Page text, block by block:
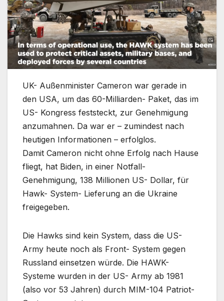
UK- Außenminister Cameron war gerade in
den USA, um das 60-Milliarden- Paket, das im
US- Kongress feststeckt, zur Genehmigung
anzumahnen. Da war er – zumindest nach
heutigen Informationen – erfolglos.
Damit Cameron nicht ohne Erfolg nach Hause
fliegt, hat Biden, in einer Notfall-
Genehmigung, 138 Millionen US- Dollar, für
Hawk- System- Lieferung an die Ukraine
freigegeben.
Die Hawks sind kein System, dass die US-
Army heute noch als Front- System gegen
Russland einsetzen würde. Die HAWK-
Systeme wurden in der US- Army ab 1981
(also vor 53 Jahren) durch MIM-104 Patriot-